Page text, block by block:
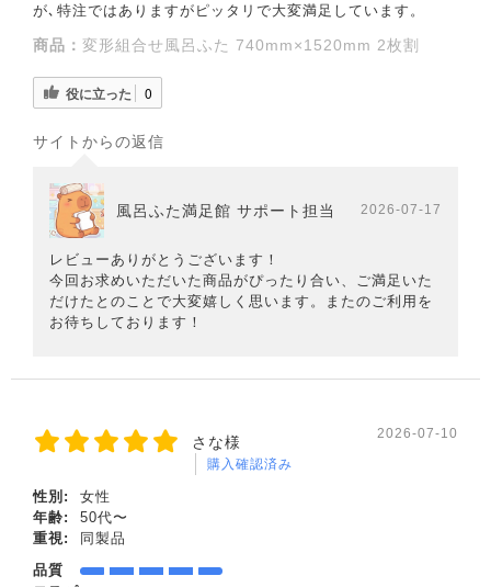
が､特注ではありますがピッタリで大変満足しています。
商品： 変形組合せ風呂ふた 740mm×1520mm 2枚割
役に立った 0
サイトからの返信
風呂ふた満足館 サポート担当 2026-07-17
レビューありがとうございます！
今回お求めいただいた商品がぴったり合い、ご満足いた
だけたとのことで大変嬉しく思います。またのご利用を
お待ちしております！
さな様
購入確認済み
2026-07-10
性別:
女性
年齢:
50代〜
重視:
同製品
品質